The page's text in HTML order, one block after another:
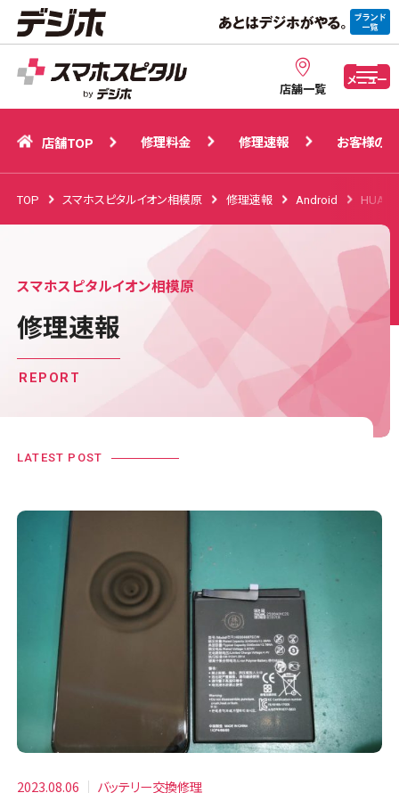
店舗一覧
メニュー
店舗TOP 修理速報 お客様の声
店舗TOP 修理料金 修理速報 お客様の声
TOP スマホスピタルイオン相模原 修理速報 Android
スマホスピタルイオン相模原
修理速報
REPORT
LATEST POST
2023.08.06 バッテリー交換修理